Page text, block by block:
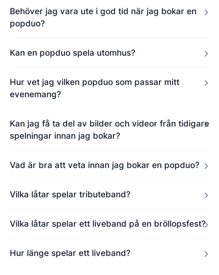
Behöver jag vara ute i god tid när jag bokar en
popduo?
Kan en popduo spela utomhus?
Hur vet jag vilken popduo som passar mitt
evenemang?
Kan jag få ta del av bilder och videor från tidigare
spelningar innan jag bokar?
Vad är bra att veta innan jag bokar en popduo?
Vilka låtar spelar tributeband?
Vilka låtar spelar ett liveband på en bröllopsfest?
Hur länge spelar ett liveband?